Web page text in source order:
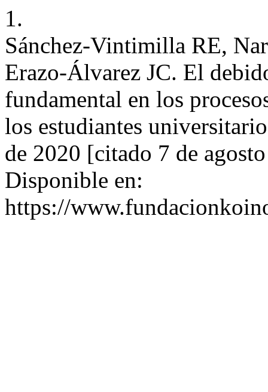
1.
Sánchez-Vintimilla RE,
Erazo-Álvarez JC. El
fundamental en los
los estudiantes
de 2020 [citado 7 de
Disponible en:
https://